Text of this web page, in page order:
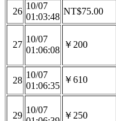
26
10/07
01:03:48
NT$75.00
27
10/07
01:06:08
￥200
28
10/07
01:06:35
￥610
29
10/07
￥250